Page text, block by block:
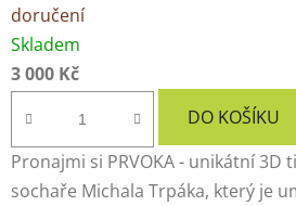
doručení
Skladem
3 000 Kč
DO KOŠÍKU
Pronajmi si PRVOKA - unikátní 3D
sochaře Michala Trpáka, který je